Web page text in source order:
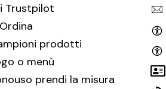
Trustpilot
prodotti
o menù
prendi la misura